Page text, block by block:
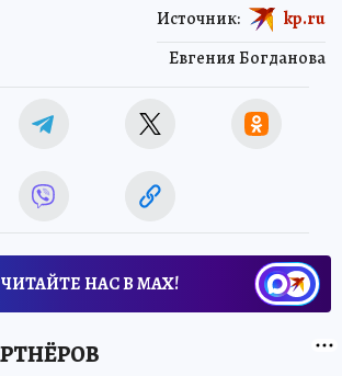
Евгения Богданова
Источник: kp.ru
ЧИТАЙТЕ НАС В МАХ!